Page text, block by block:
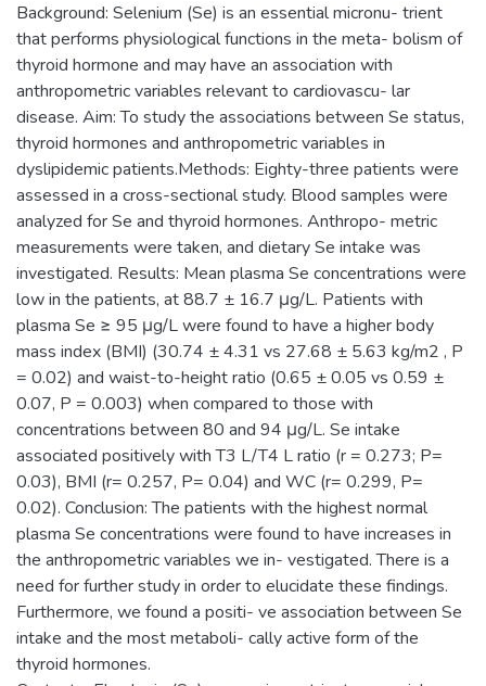
Background: Selenium (Se) is an essential micronu- trient
that performs physiological functions in the meta- bolism of
thyroid hormone and may have an association with
anthropometric variables relevant to cardiovascu- lar
disease. Aim: To study the associations between Se status,
thyroid hormones and anthropometric variables in
dyslipidemic patients.Methods: Eighty-three patients were
assessed in a cross-sectional study. Blood samples were
analyzed for Se and thyroid hormones. Anthropo- metric
measurements were taken, and dietary Se intake was
investigated. Results: Mean plasma Se concentrations were
low in the patients, at 88.7 ± 16.7 μg/L. Patients with
plasma Se ≥ 95 μg/L were found to have a higher body
mass index (BMI) (30.74 ± 4.31 vs 27.68 ± 5.63 kg/m2 , P
= 0.02) and waist-to-height ratio (0.65 ± 0.05 vs 0.59 ±
0.07, P = 0.003) when compared to those with
concentrations between 80 and 94 μg/L. Se intake
associated positively with T3 L/T4 L ratio (r = 0.273; P=
0.03), BMI (r= 0.257, P= 0.04) and WC (r= 0.299, P=
0.02). Conclusion: The patients with the highest normal
plasma Se concentrations were found to have increases in
the anthropometric variables we in- vestigated. There is a
need for further study in order to elucidate these findings.
Furthermore, we found a positi- ve association between Se
intake and the most metaboli- cally active form of the
thyroid hormones.